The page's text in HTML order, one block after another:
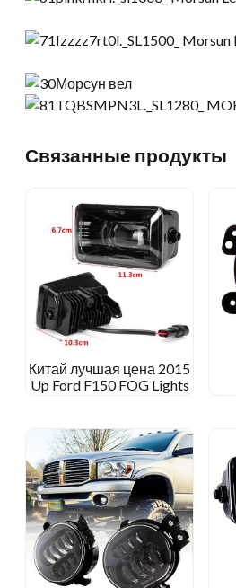
Связанные продукты
Китай лучшая цена 2015
Up Ford F150 FOG Lights